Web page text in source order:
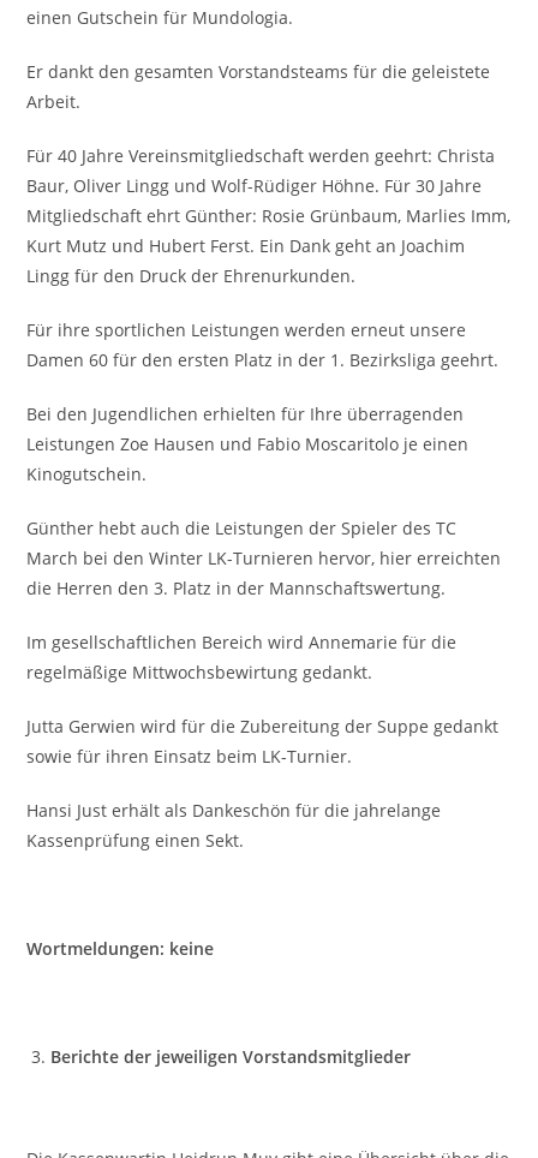
einen Gutschein für Mundologia.
Er dankt den gesamten Vorstandsteams für die geleistete
Arbeit.
Für 40 Jahre Vereinsmitgliedschaft werden geehrt: Christa
Baur, Oliver Lingg und Wolf-Rüdiger Höhne. Für 30 Jahre
Mitgliedschaft ehrt Günther: Rosie Grünbaum, Marlies Imm,
Kurt Mutz und Hubert Ferst. Ein Dank geht an Joachim
Lingg für den Druck der Ehrenurkunden.
Für ihre sportlichen Leistungen werden erneut unsere
Damen 60 für den ersten Platz in der 1. Bezirksliga geehrt.
Bei den Jugendlichen erhielten für Ihre überragenden
Leistungen Zoe Hausen und Fabio Moscaritolo je einen
Kinogutschein.
Günther hebt auch die Leistungen der Spieler des TC
March bei den Winter LK-Turnieren hervor, hier erreichten
die Herren den 3. Platz in der Mannschaftswertung.
Im gesellschaftlichen Bereich wird Annemarie für die
regelmäßige Mittwochsbewirtung gedankt.
Jutta Gerwien wird für die Zubereitung der Suppe gedankt
sowie für ihren Einsatz beim LK-Turnier.
Hansi Just erhält als Dankeschön für die jahrelange
Kassenprüfung einen Sekt.
Wortmeldungen: keine
Berichte der jeweiligen Vorstandsmitglieder